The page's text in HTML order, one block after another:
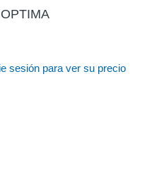
sesión para ver su precio